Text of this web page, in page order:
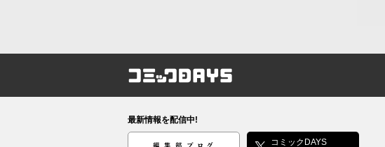
コミックDAYS
最新情報を配信中!
編集部ブログ コミックDAYS